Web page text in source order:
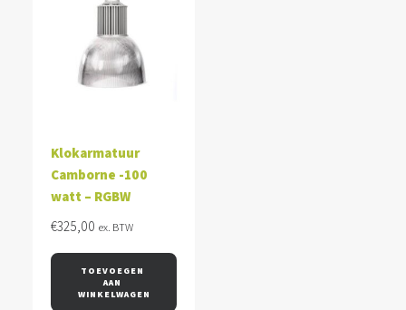
Klokarmatuur
Camborne -100
watt – RGBW
€325,00 ex. BTW
TOEVOEGEN
AAN
WINKELWAGEN